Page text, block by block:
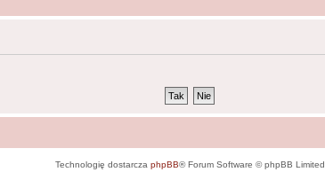
Technologię dostarcza phpBB® Forum Software © phpBB Limited